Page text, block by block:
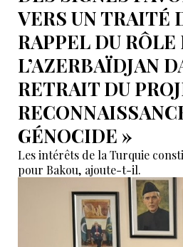
VERS UN TRAITÉ
RAPPEL DU RÔLE
L’AZERBAÏDJAN
RETRAIT DU
GÉNOCIDE »
Les intérêts de la Turquie
pour Bakou, ajoute-t-il.